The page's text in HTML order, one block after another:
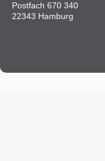
Postfach 670 340
22343 Hamburg